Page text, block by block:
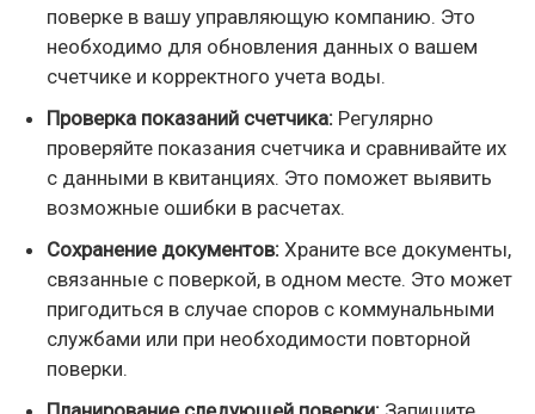
поверке в вашу управляющую компанию. Это
необходимо для обновления данных о вашем
счетчике и корректного учета воды.
Проверка показаний счетчика: Регулярно
проверяйте показания счетчика и сравнивайте их
с данными в квитанциях. Это поможет выявить
возможные ошибки в расчетах.
Сохранение документов: Храните все документы,
связанные с поверкой, в одном месте. Это может
пригодиться в случае споров с коммунальными
службами или при необходимости повторной
поверки.